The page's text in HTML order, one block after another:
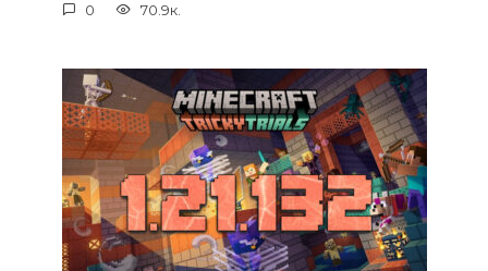
0 70.9к.